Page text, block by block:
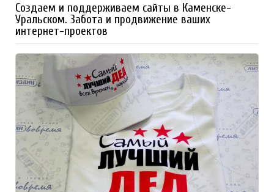
Создаем и поддерживаем сайты в Каменске-
Уральском. Забота и продвижение ваших
интернет-проектов